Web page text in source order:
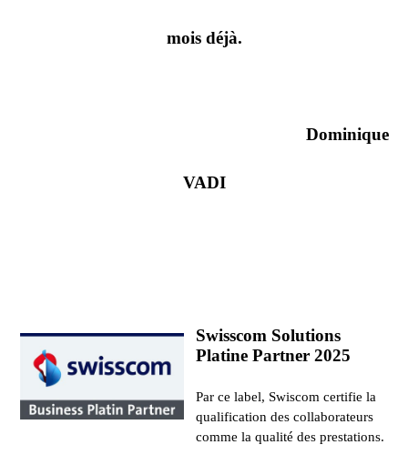
mois déjà.
Dominique
VADI
Swisscom Solutions
Platine Partner 2025
Par ce label, Swiscom certifie la
qualification des collaborateurs
comme la qualité des prestations.